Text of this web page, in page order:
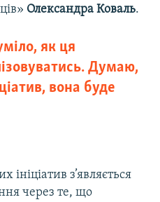
Олександра Коваль.
як ця
Думаю,
вона буде
з’являється
через те, що